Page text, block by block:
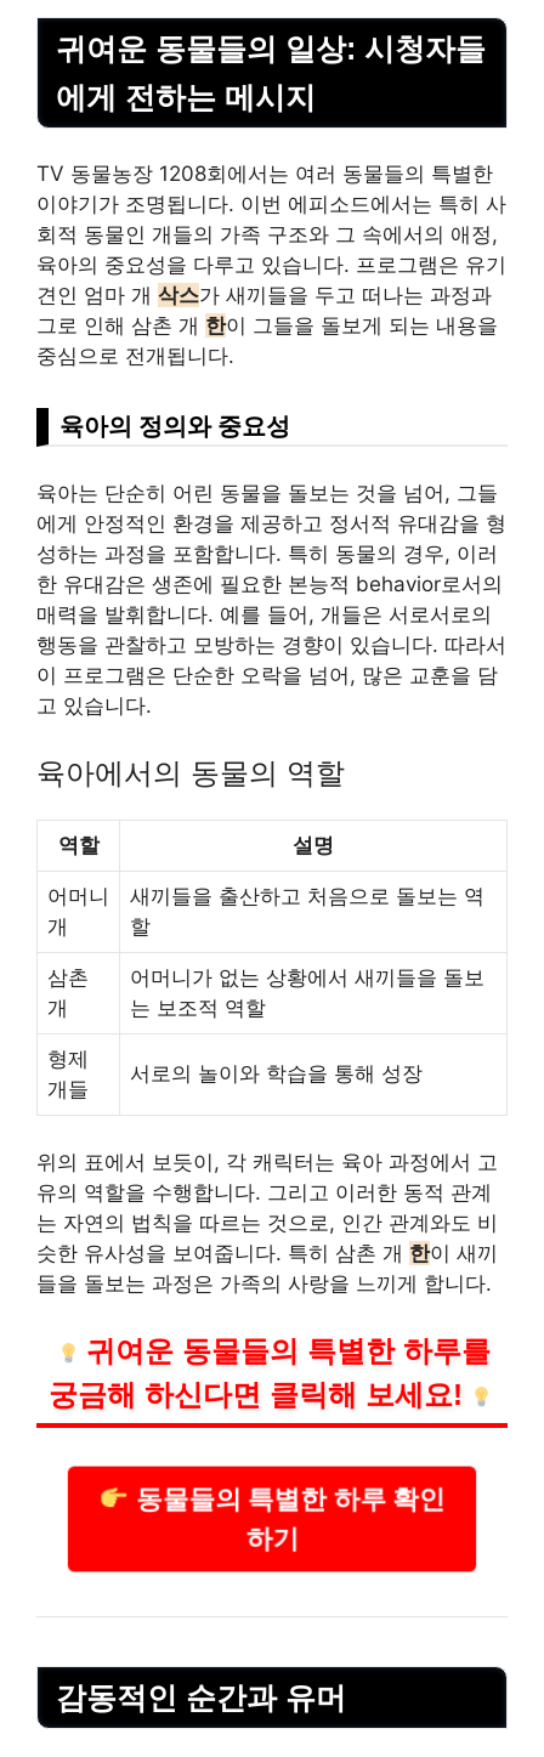
귀여운 동물들의 일상: 시청자들
에게 전하는 메시지
TV 동물농장 1208회에서는 여러 동물들의 특별한
이야기가 조명됩니다. 이번 에피소드에서는 특히 사
회적 동물인 개들의 가족 구조와 그 속에서의 애정,
육아의 중요성을 다루고 있습니다. 프로그램은 유기
견인 엄마 개 삭스가 새끼들을 두고 떠나는 과정과
그로 인해 삼촌 개 한이 그들을 돌보게 되는 내용을
중심으로 전개됩니다.
육아의 정의와 중요성
육아는 단순히 어린 동물을 돌보는 것을 넘어, 그들
에게 안정적인 환경을 제공하고 정서적 유대감을 형
성하는 과정을 포함합니다. 특히 동물의 경우, 이러
한 유대감은 생존에 필요한 본능적 behavior로서의
매력을 발휘합니다. 예를 들어, 개들은 서로서로의
행동을 관찰하고 모방하는 경향이 있습니다. 따라서
이 프로그램은 단순한 오락을 넘어, 많은 교훈을 담
고 있습니다.
육아에서의 동물의 역할
역할 설명
어머니
개
새끼들을 출산하고 처음으로 돌보는 역
할
삼촌
개
어머니가 없는 상황에서 새끼들을 돌보
는 보조적 역할
형제
개들
서로의 놀이와 학습을 통해 성장
위의 표에서 보듯이, 각 캐릭터는 육아 과정에서 고
유의 역할을 수행합니다. 그리고 이러한 동적 관계
는 자연의 법칙을 따르는 것으로, 인간 관계와도 비
슷한 유사성을 보여줍니다. 특히 삼촌 개 한이 새끼
들을 돌보는 과정은 가족의 사랑을 느끼게 합니다.
귀여운 동물들의 특별한 하루를
궁금해 하신다면 클릭해 보세요!
동물들의 특별한 하루 확인
하기
감동적인 순간과 유머